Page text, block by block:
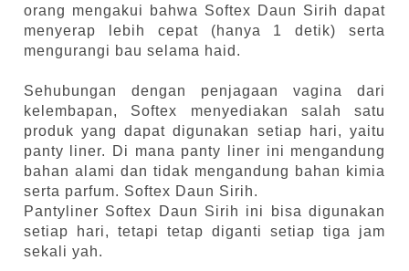
orang mengakui bahwa Softex Daun Sirih dapat
menyerap lebih cepat (hanya 1 detik) serta
mengurangi bau selama haid.
Sehubungan dengan penjagaan vagina dari
kelembapan, Softex menyediakan salah satu
produk yang dapat digunakan setiap hari, yaitu
panty liner. Di mana panty liner ini mengandung
bahan alami dan tidak mengandung bahan kimia
serta parfum. Softex Daun Sirih.
Pantyliner Softex Daun Sirih ini bisa digunakan
setiap hari, tetapi tetap diganti setiap tiga jam
sekali yah.